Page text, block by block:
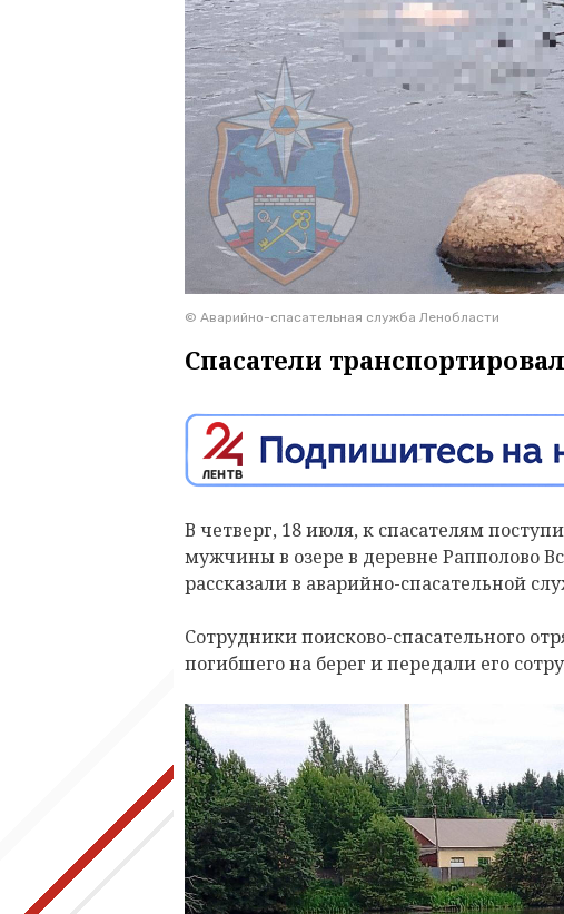
© Аварийно-спасательная служба Ленобласти
Спасатели
В четверг, 18 июля, к спасателям
мужчины в озере в деревне Рапполово
рассказали в аварийно-спасательной
Сотрудники поисково-спасательного
погибшего на берег и передали его